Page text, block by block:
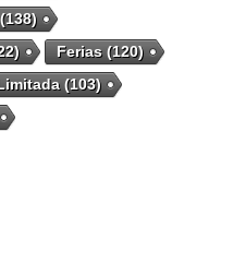
Ferias(120)
(103)